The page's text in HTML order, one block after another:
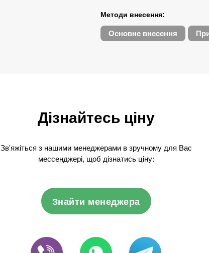
Методи внесення:
Основне внесення
Дізнайтесь ціну
Зв'яжіться з нашими менеджерами в зручному для Вас
мессенджері, щоб дізнатись ціну:
Знайти менеджера